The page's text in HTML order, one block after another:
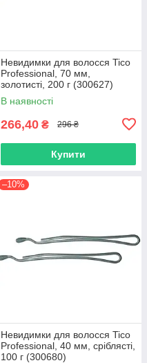
Невидимки для волосся Tico
Professional, 70 мм,
золотисті, 200 г (300627)
В наявності
266,40 ₴ 296 ₴
Купити
–10%
Невидимки для волосся Tico
Professional, 40 мм, сріблясті,
100 г (300680)